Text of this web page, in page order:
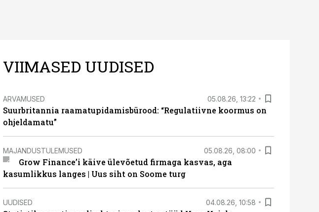
VIIMASED UUDISED
ARVAMUSED 05.08.26, 13:22
Suurbritannia raamatupidamisbürood: “Regulatiivne koormus on
ohjeldamatu”
MAJANDUSTULEMUSED 05.08.26, 08:00
Grow Finance’i käive ülevõetud firmaga kasvas, aga
kasumlikkus langes | Uus siht on Soome turg
UUDISED 04.08.26, 10:58